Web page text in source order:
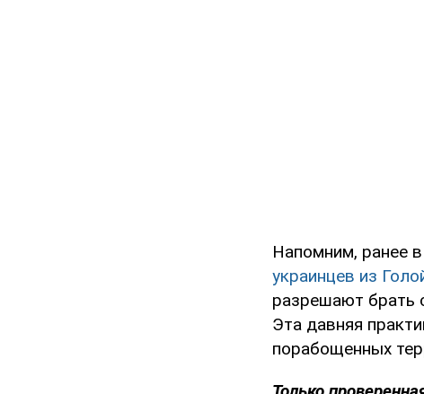
Напомним, ранее
украинцев из
разрешают брать
Эта давняя
порабощенных